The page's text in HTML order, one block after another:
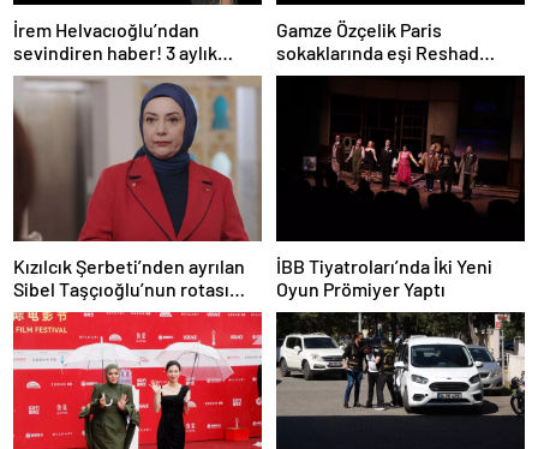
İrem Helvacıoğlu’ndan
sevindiren haber! 3 aylık
hamile
Gamze Özçelik Paris
sokaklarında eşi Reshad
Strik’e poz verdi
Kızılcık Şerbeti’nden ayrılan
Sibel Taşçıoğlu’nun rotası
belli oldu
İBB Tiyatroları’nda İki Yeni
Oyun Prömiyer Yaptı